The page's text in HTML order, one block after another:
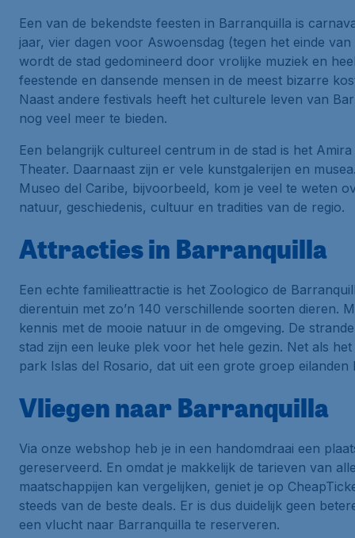
Een van de bekendste feesten in Barranquilla is
jaar, vier dagen voor Aswoensdag (tegen het einde
wordt de stad gedomineerd door vrolijke muziek en
feestende en dansende mensen in de meest bizarre
Naast andere festivals heeft het culturele leven van
nog veel meer te bieden.
Een belangrijk cultureel centrum in de stad is het Amira
Theater. Daarnaast zijn er vele kunstgalerijen en
Museo del Caribe, bijvoorbeeld, kom je veel te weten
natuur, geschiedenis, cultuur en tradities van de regio.
Attracties in Barranquilla
Een echte familieattractie is het Zoologico de
dierentuin met zo’n 140 verschillende soorten dieren.
kennis met de mooie natuur in de omgeving. De
stad zijn een leuke plek voor het hele gezin. Net als
park Islas del Rosario, dat uit een grote groep eilanden
Vliegen naar Barranquilla
Via onze webshop heb je in een handomdraai een
gereserveerd. En omdat je makkelijk de tarieven van
maatschappijen kan vergelijken, geniet je op
steeds van de beste deals. Er is dus duidelijk geen
een vlucht naar Barranquilla te reserveren.